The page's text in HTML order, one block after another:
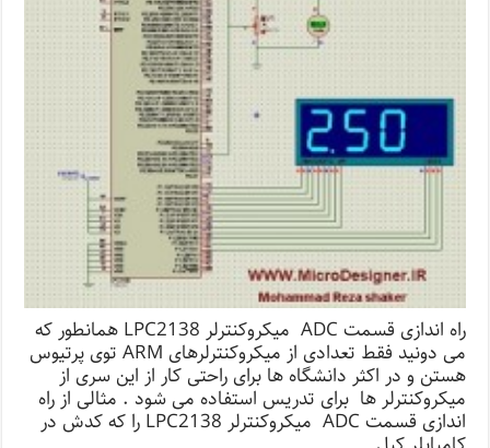
راه اندازی قسمت ADC میکروکنترلر LPC2138 همانطور که
می دونید فقط تعدادی از میکروکنترلرهای ARM توی پرتیوس
هستن و در اکثر دانشگاه ها برای راحتی کار از این سری از
میکروکنترلر ها برای تدریس استفاده می شود . مثالی از راه
اندازی قسمت ADC میکروکنترلر LPC2138 را که کدش در